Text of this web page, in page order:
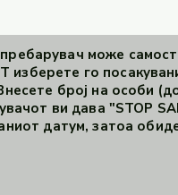
може
го
број на особи
ви дава "STOP
датум, затоа